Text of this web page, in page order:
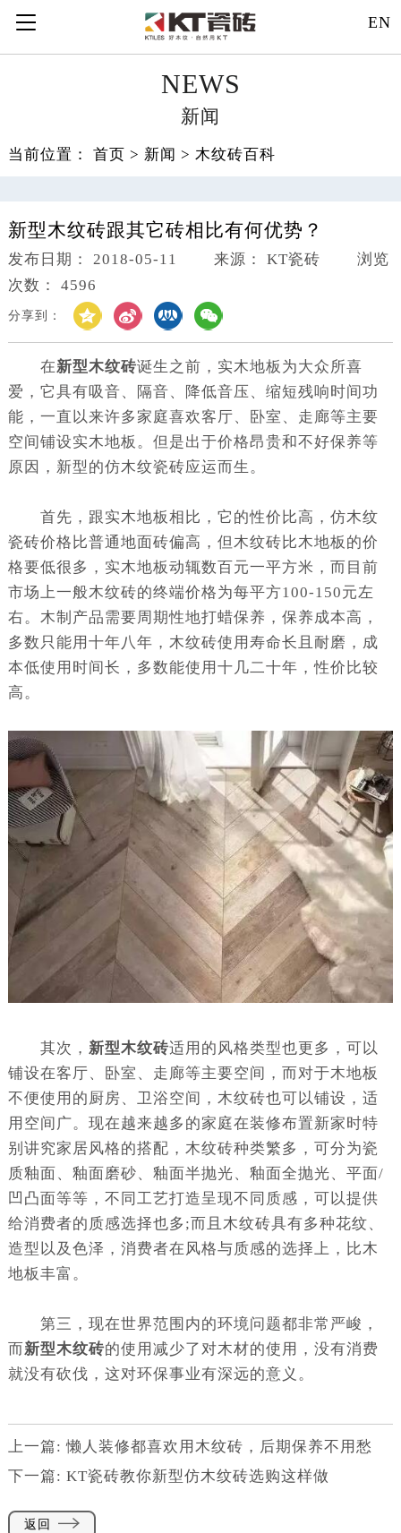
EN
NEWS
新闻
当前位置： 首页 > 新闻 > 木纹砖百科
新型木纹砖跟其它砖相比有何优势？
发布日期： 2018-05-11 来源： KT瓷砖 浏览
次数： 4596
分享到：
在新型木纹砖诞生之前，实木地板为大众所喜
爱，它具有吸音、隔音、降低音压、缩短残响时间功
能，一直以来许多家庭喜欢客厅、卧室、走廊等主要
空间铺设实木地板。但是出于价格昂贵和不好保养等
原因，新型的仿木纹瓷砖应运而生。
首先，跟实木地板相比，它的性价比高，仿木纹
瓷砖价格比普通地面砖偏高，但木纹砖比木地板的价
格要低很多，实木地板动辄数百元一平方米，而目前
市场上一般木纹砖的终端价格为每平方100-150元左
右。木制产品需要周期性地打蜡保养，保养成本高，
多数只能用十年八年，木纹砖使用寿命长且耐磨，成
本低使用时间长，多数能使用十几二十年，性价比较
高。
其次， 新型木纹砖适用的风格类型也更多，可以
铺设在客厅、卧室、走廊等主要空间，而对于木地板
不便使用的厨房、卫浴空间，木纹砖也可以铺设，适
用空间广。现在越来越多的家庭在装修布置新家时特
别讲究家居风格的搭配，木纹砖种类繁多，可分为瓷
质釉面、釉面磨砂、釉面半抛光、釉面全抛光、平面/
凹凸面等等，不同工艺打造呈现不同质感，可以提供
给消费者的质感选择也多;而且木纹砖具有多种花纹、
造型以及色泽，消费者在风格与质感的选择上，比木
地板丰富。
第三，现在世界范围内的环境问题都非常严峻，
而新型木纹砖的使用减少了对木材的使用，没有消费
就没有砍伐，这对环保事业有深远的意义。
上一篇:懒人装修都喜欢用木纹砖，后期保养不用愁
下一篇: KT瓷砖教你新型仿木纹砖选购这样做
返回